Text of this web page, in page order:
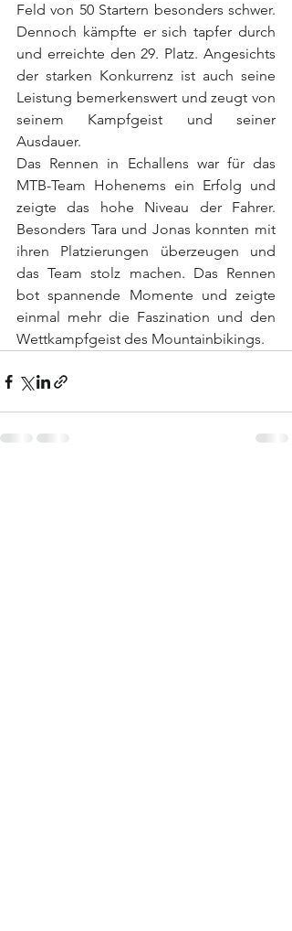
Feld von 50 Startern besonders schwer.
Dennoch kämpfte er sich tapfer durch
und erreichte den 29. Platz. Angesichts
der starken Konkurrenz ist auch seine
Leistung bemerkenswert und zeugt von
seinem Kampfgeist und seiner
Ausdauer.
Das Rennen in Echallens war für das
MTB-Team Hohenems ein Erfolg und
zeigte das hohe Niveau der Fahrer.
Besonders Tara und Jonas konnten mit
ihren Platzierungen überzeugen und
das Team stolz machen. Das Rennen
bot spannende Momente und zeigte
einmal mehr die Faszination und den
Wettkampfgeist des Mountainbikings.